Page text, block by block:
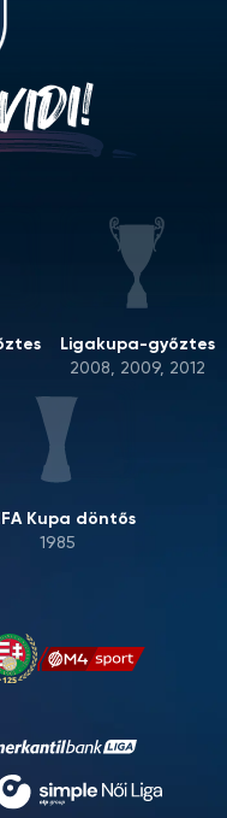
Ligakupa-győztes
2008, 2009, 2012
Kupa döntős
1985